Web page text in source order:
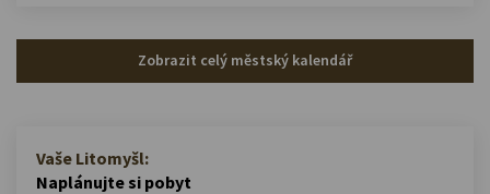
Zobrazit celý městský kalendář
Vaše Litomyšl:
Naplánujte si pobyt